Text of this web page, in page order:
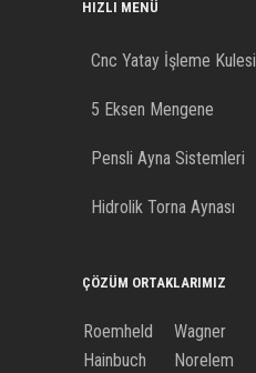
HIZLI MENÜ
Cnc Yatay İşleme Kulesi
5 Eksen Mengene
Pensli Ayna Sistemleri
Hidrolik Torna Aynası
ÇÖZÜM ORTAKLARIMIZ
Roemheld
Wagner
Hainbuch
Norelem